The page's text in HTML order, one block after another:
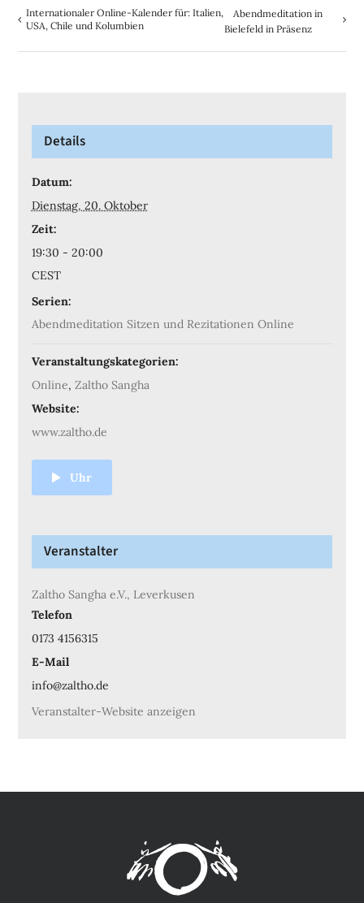
Internationaler Online-Kalender für: Italien,
USA, Chile und Kolumbien
Abendmeditation in
Bielefeld in Präsenz
Details
Datum:
Dienstag, 20. Oktober
Zeit:
19:30 - 20:00
CEST
Serien:
Abendmeditation Sitzen und Rezitationen Online
Veranstaltungskategorien:
Online, Zaltho Sangha
Website:
www.zaltho.de
Uhr
Veranstalter
Zaltho Sangha e.V., Leverkusen
Telefon
0173 4156315
E-Mail
info@zaltho.de
Veranstalter-Website anzeigen